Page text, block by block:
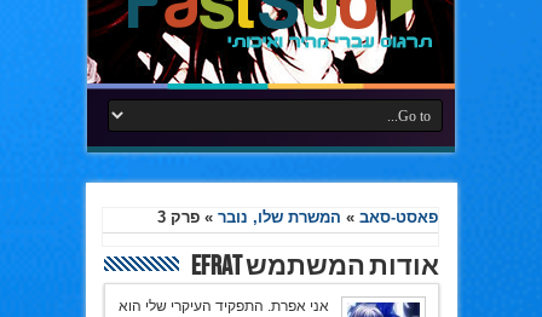
פאסט-סאב » המשרת שלו, נובר »פרק 3
אודות המשתמש Efrat
אני אפרת. התפקיד העיקרי שלי הוא